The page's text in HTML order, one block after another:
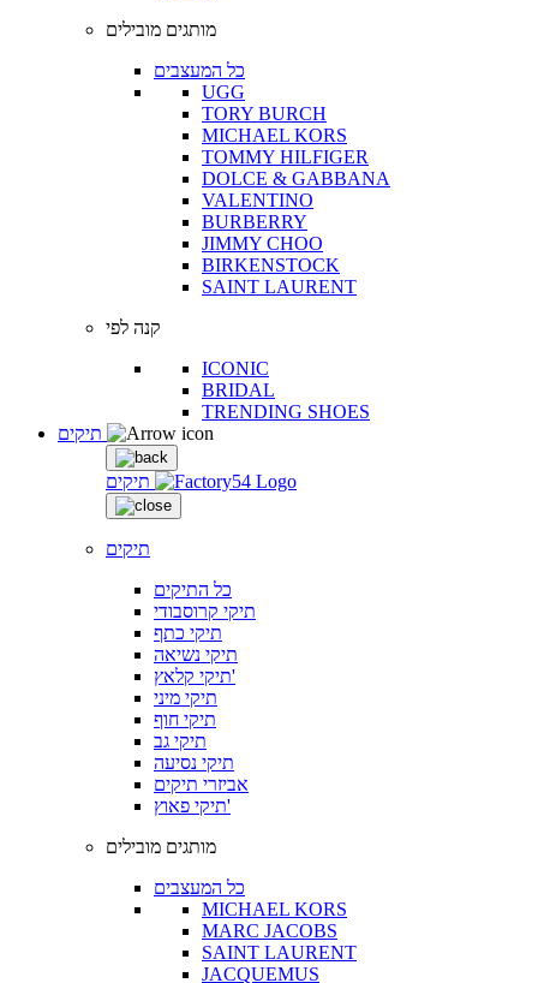
מותגים מובילים
כל המעצבים
UGG
TORY BURCH
MICHAEL KORS
TOMMY HILFIGER
DOLCE & GABBANA
VALENTINO
BURBERRY
JIMMY CHOO
BIRKENSTOCK
SAINT LAURENT
קנה לפי
ICONIC
BRIDAL
TRENDING SHOES
תיקים
תיקים
כל התיקים
תיקי קרוסבודי
תיקי כתף
תיקי נשיאה
תיקי קלאץ'
תיקי מיני
תיקי חוף
תיקי גב
תיקי נסיעה
אביזרי תיקים
תיקי פאוץ'
מותגים מובילים
כל המעצבים
MICHAEL KORS
MARC JACOBS
SAINT LAURENT
JACQUEMUS